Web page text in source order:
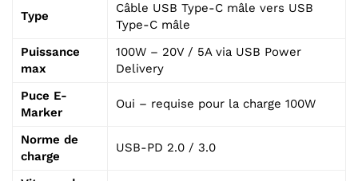
Type
Câble USB Type-C mâle vers USB
Type-C mâle
Puissance
max
100W – 20V / 5A via USB Power
Delivery
Puce E-
Marker
Oui – requise pour la charge 100W
Norme de
charge
USB-PD 2.0 / 3.0